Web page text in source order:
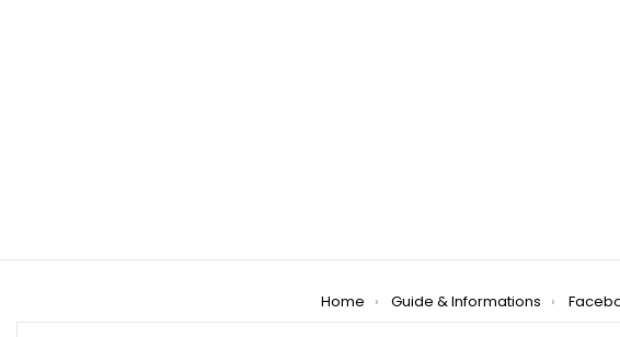
You are here:
Home Guide & Informations